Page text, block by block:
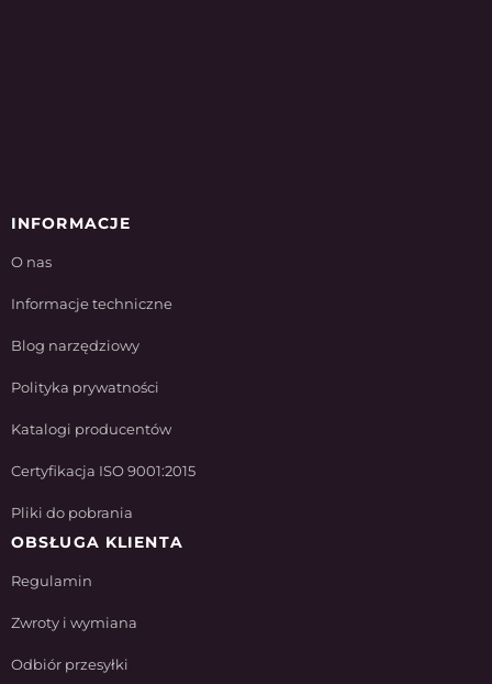
INFORMACJE
O nas
Informacje techniczne
Blog narzędziowy
Polityka prywatności
Katalogi producentów
Certyfikacja ISO 9001:2015
Pliki do pobrania
OBSŁUGA KLIENTA
Regulamin
Zwroty i wymiana
Odbiór przesyłki